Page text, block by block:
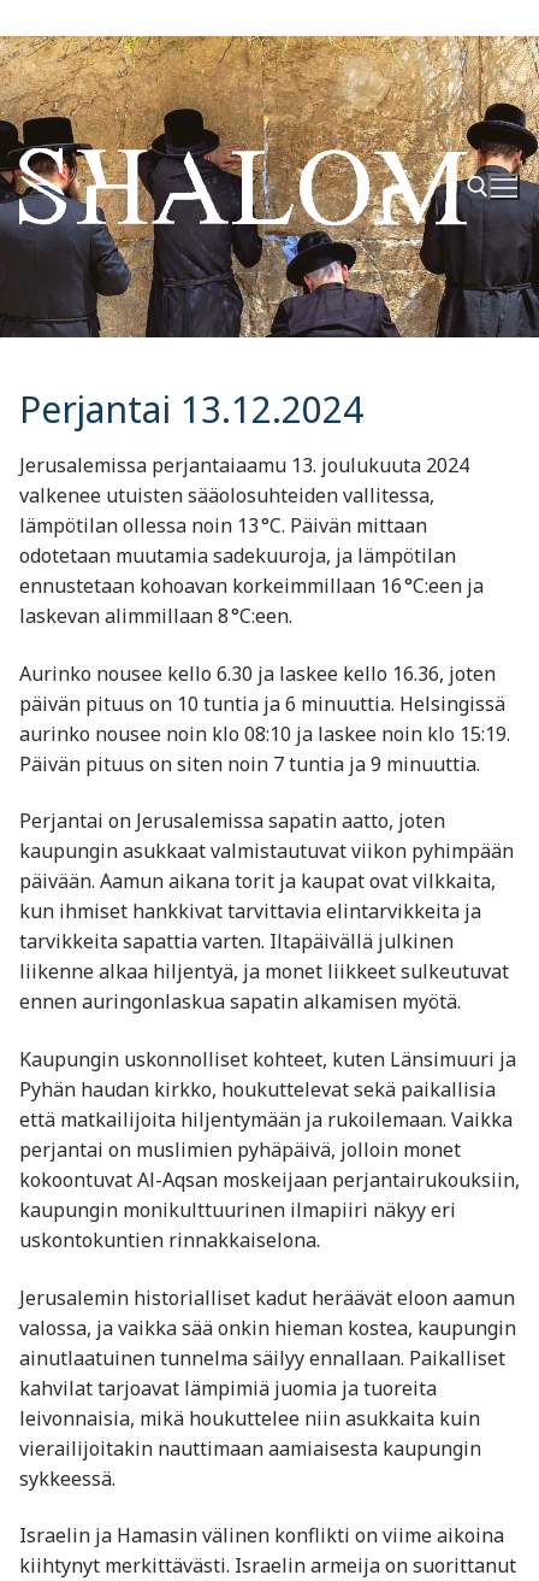
Hyppää
sisältöön
Hae:
Perjantai 13.12.2024
Jerusalemissa perjantaiaamu 13. joulukuuta 2024
valkenee utuisten sääolosuhteiden vallitessa,
lämpötilan ollessa noin 13 °C. Päivän mittaan
odotetaan muutamia sadekuuroja, ja lämpötilan
ennustetaan kohoavan korkeimmillaan 16 °C:een ja
laskevan alimmillaan 8 °C:een.
Aurinko nousee kello 6.30 ja laskee kello 16.36, joten
päivän pituus on 10 tuntia ja 6 minuuttia. Helsingissä
aurinko nousee noin klo 08:10 ja laskee noin klo 15:19.
Päivän pituus on siten noin 7 tuntia ja 9 minuuttia.
Perjantai on Jerusalemissa sapatin aatto, joten
kaupungin asukkaat valmistautuvat viikon pyhimpään
päivään. Aamun aikana torit ja kaupat ovat vilkkaita,
kun ihmiset hankkivat tarvittavia elintarvikkeita ja
tarvikkeita sapattia varten. Iltapäivällä julkinen
liikenne alkaa hiljentyä, ja monet liikkeet sulkeutuvat
ennen auringonlaskua sapatin alkamisen myötä.
Kaupungin uskonnolliset kohteet, kuten Länsimuuri ja
Pyhän haudan kirkko, houkuttelevat sekä paikallisia
että matkailijoita hiljentymään ja rukoilemaan. Vaikka
perjantai on muslimien pyhäpäivä, jolloin monet
kokoontuvat Al-Aqsan moskeijaan perjantairukouksiin,
kaupungin monikulttuurinen ilmapiiri näkyy eri
uskontokuntien rinnakkaiselona.
Jerusalemin historialliset kadut heräävät eloon aamun
valossa, ja vaikka sää onkin hieman kostea, kaupungin
ainutlaatuinen tunnelma säilyy ennallaan. Paikalliset
kahvilat tarjoavat lämpimiä juomia ja tuoreita
leivonnaisia, mikä houkuttelee niin asukkaita kuin
vierailijoitakin nauttimaan aamiaisesta kaupungin
sykkeessä.
Israelin ja Hamasin välinen konflikti on viime aikoina
kiihtynyt merkittävästi. Israelin armeija on suorittanut